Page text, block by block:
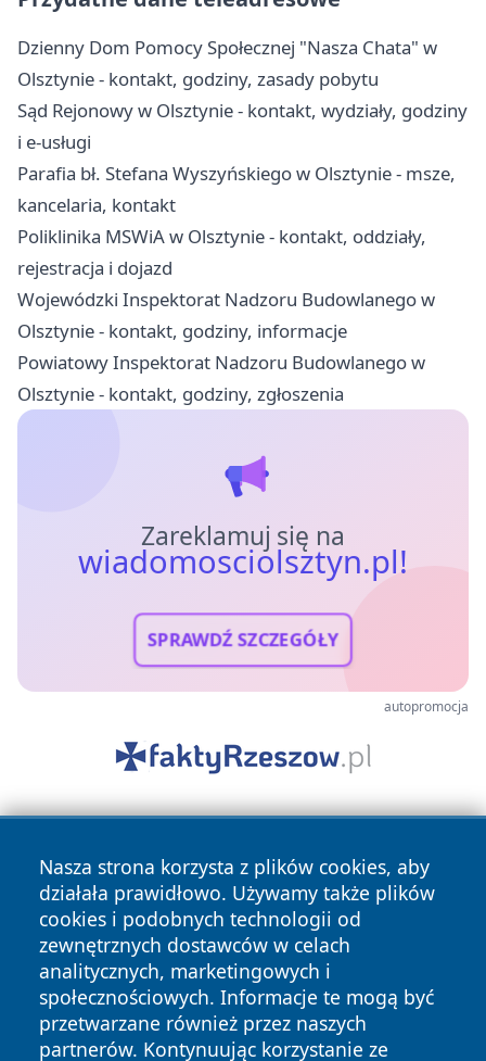
Dzienny Dom Pomocy Społecznej "Nasza Chata" w
Olsztynie - kontakt, godziny, zasady pobytu
Sąd Rejonowy w Olsztynie - kontakt, wydziały, godziny
i e-usługi
Parafia bł. Stefana Wyszyńskiego w Olsztynie - msze,
kancelaria, kontakt
Poliklinika MSWiA w Olsztynie - kontakt, oddziały,
rejestracja i dojazd
Wojewódzki Inspektorat Nadzoru Budowlanego w
Olsztynie - kontakt, godziny, informacje
Powiatowy Inspektorat Nadzoru Budowlanego w
Olsztynie - kontakt, godziny, zgłoszenia
Zareklamuj się na
wiadomosciolsztyn.pl!
SPRAWDŹ SZCZEGÓŁY
autopromocja
Nasza strona korzysta z plików cookies, aby
działała prawidłowo. Używamy także plików
cookies i podobnych technologii od
zewnętrznych dostawców w celach
analitycznych, marketingowych i
społecznościowych. Informacje te mogą być
przetwarzane również przez naszych
partnerów. Kontynuując korzystanie ze
Copyright © 2026 wiadomosciolsztyn.pl Wszystkie prawa
zastrzeżone.
Polityka Polityka